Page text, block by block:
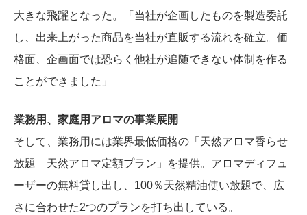
大きな飛躍となった。「当社が企画したものを製造委託
し、出来上がった商品を当社が直販する流れを確立。価
格面、企画面では恐らく他社が追随できない体制を作る
ことができました」
業務用、家庭用アロマの事業展開
そして、業務用には業界最低価格の「天然アロマ香らせ
放題 天然アロマ定額プラン」を提供。アロマディフュ
ーザーの無料貸し出し、100％天然精油使い放題で、広
さに合わせた2つのプランを打ち出している。